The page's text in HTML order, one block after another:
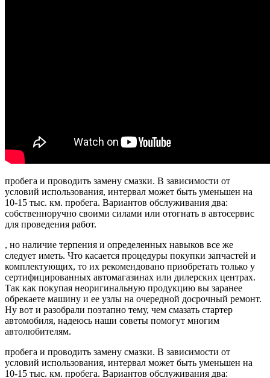
пробега и проводить замену смазки. В зависимости от
условий использования, интервал может быть уменьшен на
10-15 тыс. км. пробега. Вариантов обслуживания два:
собственноручно своими силами или отогнать в автосервис
для проведения работ.
, но наличие терпения и определенных навыков все же
следует иметь. Что касается процедуры покупки запчастей и
комплектующих, то их рекомендовано приобретать только у
сертифицированных автомагазинах или дилерских центрах.
Так как покупая неоригинальную продукцию вы заранее
обрекаете машину и ее узлы на очередной досрочный ремонт.
Ну вот и разобрали поэтапно тему, чем смазать стартер
автомобиля, надеюсь наши советы помогут многим
автолюбителям.
пробега и проводить замену смазки. В зависимости от
условий использования, интервал может быть уменьшен на
10-15 тыс. км. пробега. Вариантов обслуживания два: